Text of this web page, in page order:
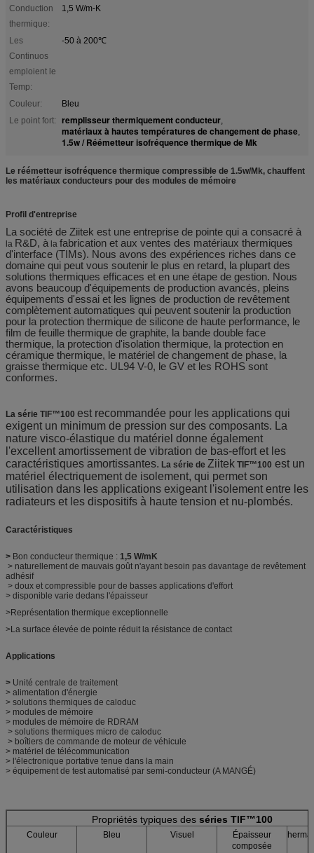
Conduction
thermique:
1,5 W/m-K
Les
Continuos
emploient le
Temp:
-50 à 200℃
Couleur:
Bleu
Le point fort:
remplisseur thermiquement conducteur,
matériaux à hautes températures de changement de phase,
1.5w / Réémetteur isofréquence thermique de Mk
Le réémetteur isofréquence thermique compressible de 1.5w/Mk, chauffent
les matériaux conducteurs pour des modules de mémoire
Profil d'entreprise
La société de Ziitek est une entreprise de pointe qui a consacré à
la R&D, àla fabrication et aux ventes des matériaux thermiques
d'interface (TIMs). Nous avons des expériences riches dans ce
domaine qui peut vous soutenir le plus en retard, la plupart des
solutions thermiques efficaces et en une étape de gestion. Nous
avons beaucoup d'équipements de production avancés, pleins
équipements d'essai et les lignes de production de revêtement
complètement automatiques qui peuvent soutenir la production
pour la protection thermique de silicone de haute performance, le
film de feuille thermique de graphite, la bande double face
thermique, la protection d'isolation thermique, la protection en
céramique thermique, le matériel de changement de phase, la
graisse thermique etc. UL94 V-0, le GV et les ROHS sont
conformes.
La série TIF™100 est recommandée pour les applications qui
exigent un minimum de pression sur des composants. La
nature visco-élastique du matériel donne également
l'excellent amortissement de vibration de bas-effort et les
caractéristiques amortissantes. La série de Ziitek TIF™100 est un
matériel électriquement de isolement, qui permet son
utilisation dans les applications exigeant l'isolement entre les
radiateurs et les dispositifs à haute tension et nu-plombés.
Caractéristiques
> Bon conducteur thermique : 1,5 W/mK
> naturellement de mauvais goût n'ayant besoin pas davantage de revêtement
adhésif
> doux et compressible pour de basses applications d'effort
> disponible varie dedans l'épaisseur
>Représentation thermique exceptionnelle
>La surface élevée de pointe réduit la résistance de contact
Applications
> Unité centrale de traitement
> alimentation d'énergie
> solutions thermiques de caloduc
> modules de mémoire
> modules de mémoire de RDRAM
> solutions thermiques micro de caloduc
> boîtiers de commande de moteur de véhicule
> matériel de télécommunication
> l'électronique portative tenue dans la main
> équipement de test automatisé par semi-conducteur (A MANGÉ)
Propriétés typiques des séries TIF™100
Couleur Bleu Visuel
Épaisseur
composée